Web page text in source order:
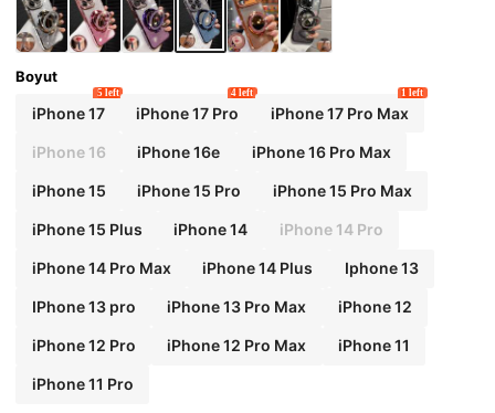
05S/FE/Ultra/4G/5G, Redmi, Honor, MOTO, OP
PO, Infinix ve daha birçok modelle uyumlu.
Boyut
iPhone 17
5 left
iPhone 17 Pro
4 left
iPhone 17 Pro Max
1 left
iPhone 16 iPhone 16e iPhone 16 Pro Max
iPhone 15 iPhone 15 Pro iPhone 15 Pro Max
iPhone 15 Plus iPhone 14 iPhone 14 Pro
iPhone 14 Pro Max iPhone 14 Plus Iphone 13
IPhone 13 pro iPhone 13 Pro Max iPhone 12
iPhone 12 Pro iPhone 12 Pro Max iPhone 11
iPhone 11 Pro